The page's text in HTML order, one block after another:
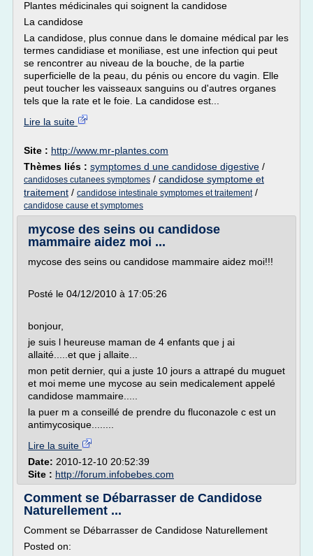
Plantes médicinales qui soignent la candidose
La candidose
La candidose, plus connue dans le domaine médical par les
termes candidiase et moniliase, est une infection qui peut
se rencontrer au niveau de la bouche, de la partie
superficielle de la peau, du pénis ou encore du vagin. Elle
peut toucher les vaisseaux sanguins ou d'autres organes
tels que la rate et le foie. La candidose est...
Lire la suite
Site : http://www.mr-plantes.com
Thèmes liés : symptomes d une candidose digestive /
candidoses cutanees symptomes / candidose symptome et
traitement / candidose intestinale symptomes et traitement/
candidose cause et symptomes
mycose des seins ou candidose
mammaire aidez moi ...
mycose des seins ou candidose mammaire aidez moi!!!
Posté le 04/12/2010 à 17:05:26
bonjour,
je suis l heureuse maman de 4 enfants que j ai
allaité.....et que j allaite...
mon petit dernier, qui a juste 10 jours a attrapé du muguet
et moi meme une mycose au sein medicalement appelé
candidose mammaire.....
la puer m a conseillé de prendre du fluconazole c est un
antimycosique........
Lire la suite
Date: 2010-12-10 20:52:39
Site : http://forum.infobebes.com
Comment se Débarrasser de Candidose
Naturellement ...
Comment se Débarrasser de Candidose Naturellement
Posted on: